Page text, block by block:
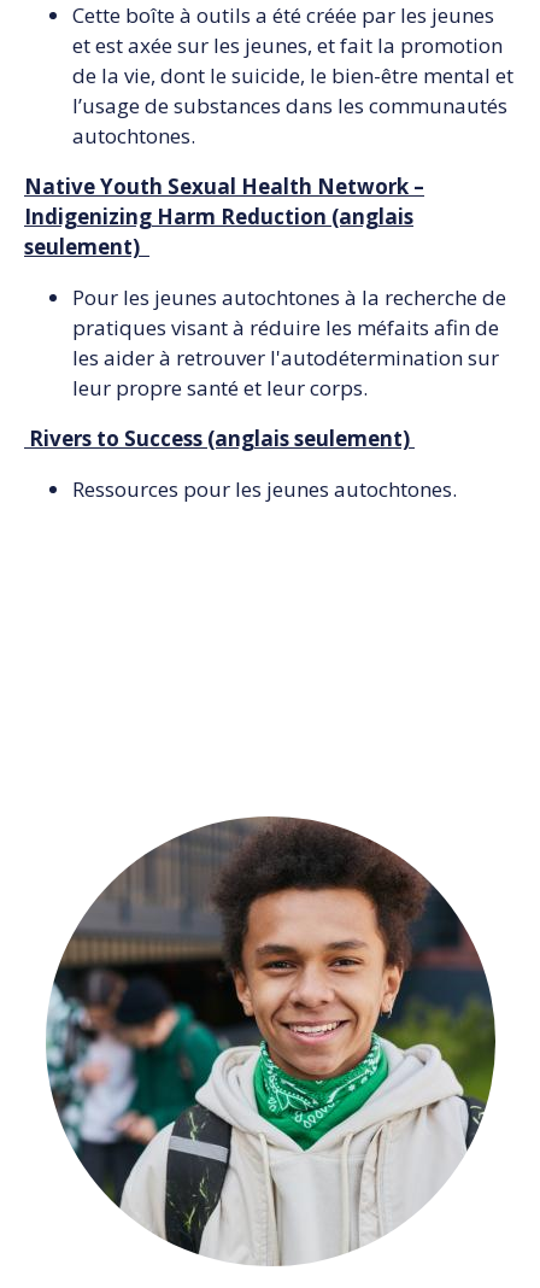
Cette boîte à outils a été créée par les jeunes
et est axée sur les jeunes, et fait la promotion
de la vie, dont le suicide, le bien-être mental et
l’usage de substances dans les communautés
autochtones.
Native Youth Sexual Health Network –
Indigenizing Harm Reduction (anglais
seulement)
Pour les jeunes autochtones à la recherche de
pratiques visant à réduire les méfaits afin de
les aider à retrouver l'autodétermination sur
leur propre santé et leur corps.
Rivers to Success (anglais seulement)
Ressources pour les jeunes autochtones.